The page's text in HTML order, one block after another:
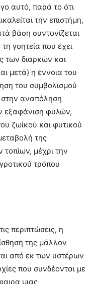
αυτό, παρά το ότι
την επιστήμη,
βάση συντονίζεται
τη γοητεία που έχει
των διαρκών και
μετά) η έννοια του
του συμβολισμού
στην αναπόληση
εξαφάνιση φυλών,
ζωίκού και φυτικού
της
μέχρι την
τρόπου
περιπτώσεις, η
της μάλλον
από εκ των υστέρων
που συνδέονται με
μιας